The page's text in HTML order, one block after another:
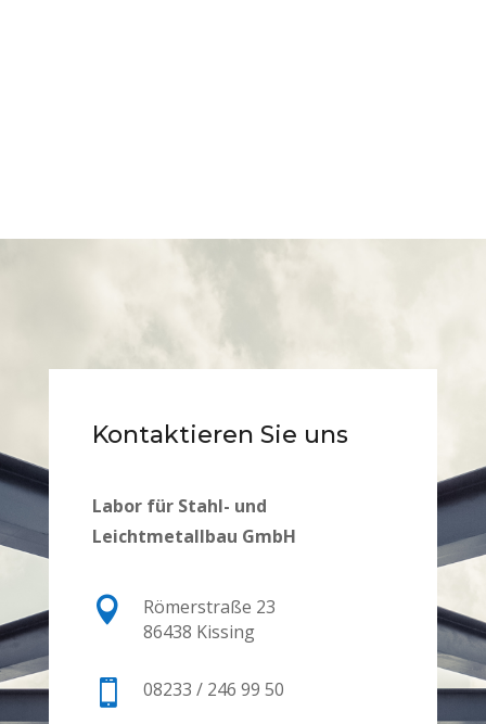
Kontaktieren Sie uns
Labor für Stahl- und
Leichtmetallbau GmbH

Römerstraße 23
86438 Kissing
 08233 / 246 99 50